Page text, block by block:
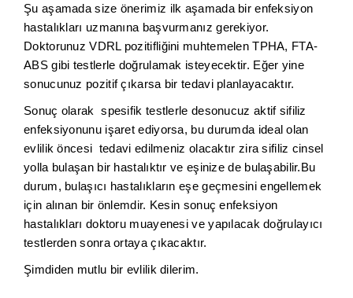
Şu aşamada size önerimiz ilk aşamada bir enfeksiyon
hastalıkları uzmanına başvurmanız gerekiyor.
Doktorunuz VDRL pozitifliğini muhtemelen TPHA, FTA-
ABS gibi testlerle doğrulamak isteyecektir. Eğer yine
sonucunuz pozitif çıkarsa bir tedavi planlayacaktır.
Sonuç olarak spesifik testlerle desonucuz aktif sifiliz
enfeksiyonunu işaret ediyorsa, bu durumda ideal olan
evlilik öncesi tedavi edilmeniz olacaktır zira sifiliz cinsel
yolla bulaşan bir hastalıktır ve eşinize de bulaşabilir.Bu
durum, bulaşıcı hastalıkların eşe geçmesini engellemek
için alınan bir önlemdir. Kesin sonuç enfeksiyon
hastalıkları doktoru muayenesi ve yapılacak doğrulayıcı
testlerden sonra ortaya çıkacaktır.
Şimdiden mutlu bir evlilik dilerim.